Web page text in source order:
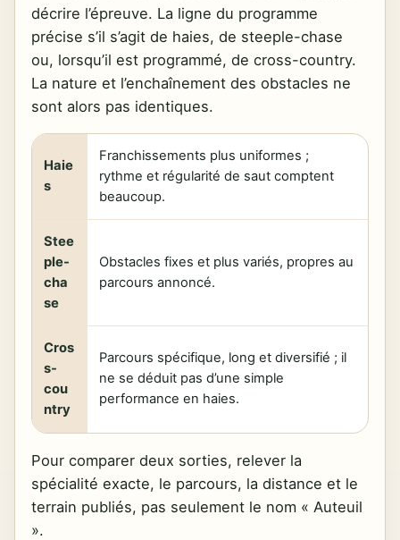
décrire l’épreuve. La ligne du programme
précise s’il s’agit de haies, de steeple-chase
ou, lorsqu’il est programmé, de cross-country.
La nature et l’enchaînement des obstacles ne
sont alors pas identiques.
Haie
s
Franchissements plus uniformes ;
rythme et régularité de saut comptent
beaucoup.
Stee
ple-
cha
se
Obstacles fixes et plus variés, propres au
parcours annoncé.
Cros
s-
cou
ntry
Parcours spécifique, long et diversifié ; il
ne se déduit pas d’une simple
performance en haies.
Pour comparer deux sorties, relever la
spécialité exacte, le parcours, la distance et le
terrain publiés, pas seulement le nom « Auteuil
».